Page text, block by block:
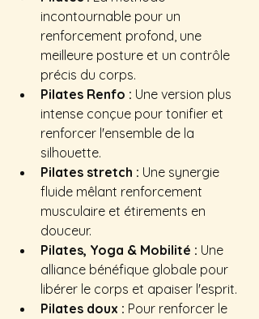
incontournable pour un
renforcement profond, une
meilleure posture et un contrôle
précis du corps.
Pilates Renfo : Une version plus
intense conçue pour tonifier et
renforcer l'ensemble de la
silhouette.
Pilates stretch : Une synergie
fluide mêlant renforcement
musculaire et étirements en
douceur.
Pilates, Yoga & Mobilité : Une
alliance bénéfique globale pour
libérer le corps et apaiser l'esprit.
Pilates doux : Pour renforcer le